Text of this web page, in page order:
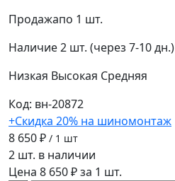
Продажапо 1 шт.
Наличие2 шт. (через 7-10 дн.)
Низкая Высокая Средняя
Код: вн-20872
+Скидка 20% на шиномонтаж
8 650 ₽ / 1 шт
2 шт. в наличии
Цена 8 650 ₽ за 1 шт.